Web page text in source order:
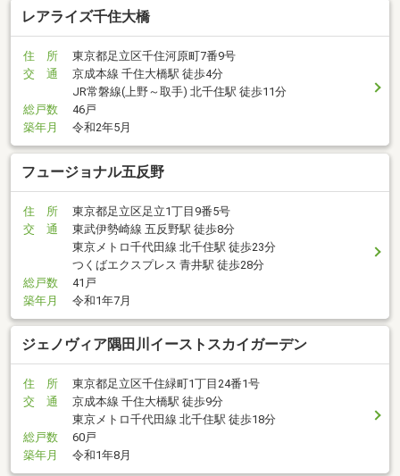
レアライズ千住大橋
住 所
東京都足立区千住河原町7番9号
交 通
京成本線 千住大橋駅 徒歩4分
JR常磐線(上野～取手) 北千住駅 徒歩11分
総戸数
46戸
築年月
令和2年5月
フュージョナル五反野
住 所
東京都足立区足立1丁目9番5号
交 通
東武伊勢崎線 五反野駅 徒歩8分
東京メトロ千代田線 北千住駅 徒歩23分
つくばエクスプレス 青井駅 徒歩28分
総戸数
41戸
築年月
令和1年7月
ジェノヴィア隅田川イーストスカイガーデン
住 所
東京都足立区千住緑町1丁目24番1号
交 通
京成本線 千住大橋駅 徒歩9分
東京メトロ千代田線 北千住駅 徒歩18分
総戸数
60戸
築年月
令和1年8月